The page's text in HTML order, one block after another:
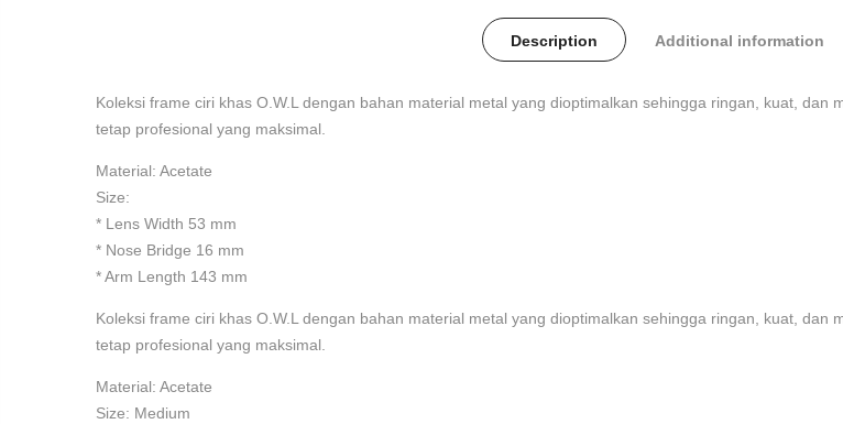
Description Additional information
Koleksi frame ciri khas O.W.L dengan bahan material metal yang dioptimalkan sehingga ringan, kuat,
tetap profesional yang maksimal.
Material: Acetate
Size:
* Lens Width 53 mm
* Nose Bridge 16 mm
* Arm Length 143 mm
Koleksi frame ciri khas O.W.L dengan bahan material metal yang dioptimalkan sehingga ringan, kuat,
tetap profesional yang maksimal.
Material: Acetate
Size: Medium